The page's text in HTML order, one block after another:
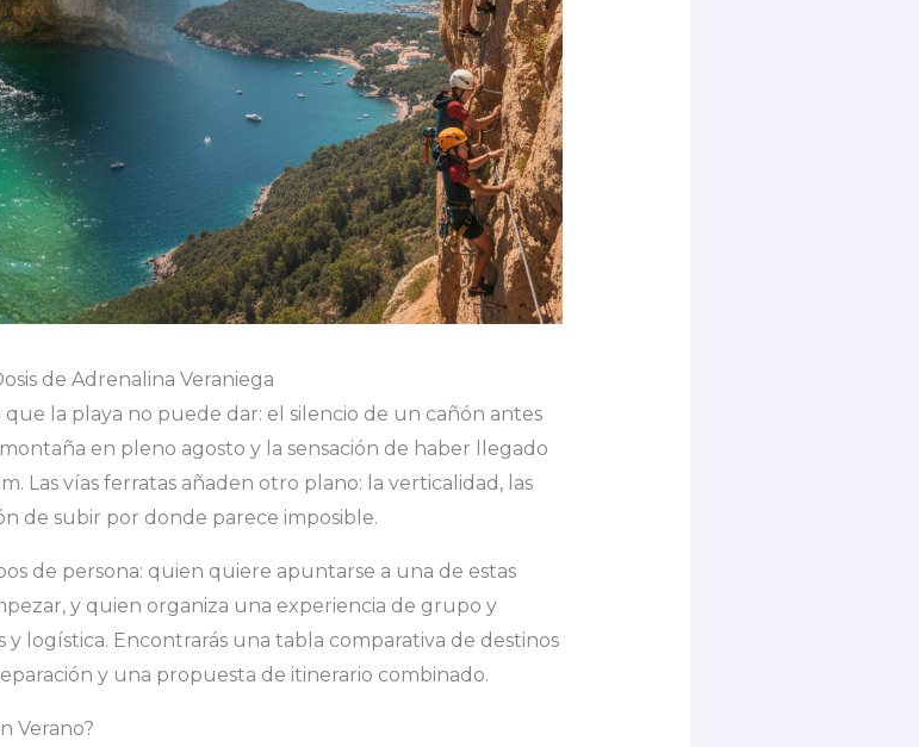
de Adrenalina Veraniega
la playa no puede dar: el silencio de un cañón antes
en pleno agosto y la sensación de haber llegado
Las vías ferratas añaden otro plano: la verticalidad, las
de subir por donde parece imposible.
de persona: quien quiere apuntarse a una de estas
y quien organiza una experiencia de grupo y
y logística. Encontrarás una tabla comparativa de destinos
y una propuesta de itinerario combinado.
Verano?